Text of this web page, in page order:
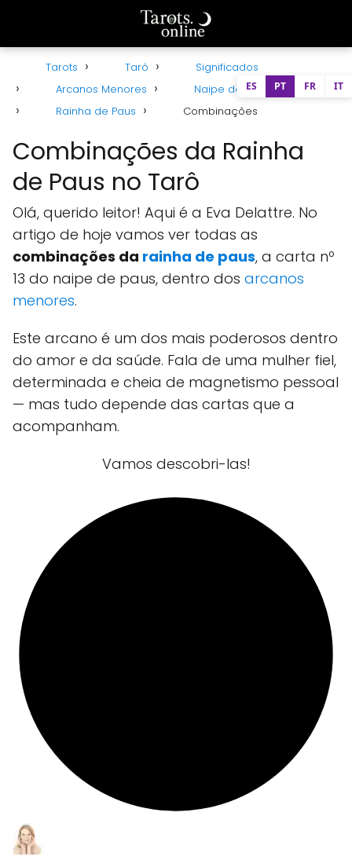
Tarots Tarô
Significados
Arcanos Menores
Naipe de Paus
Rainha de Paus
Combinações
Combinações da Rainha
de Paus no Tarô
Olá, querido leitor! Aqui é a Eva Delattre. No
artigo de hoje vamos ver todas as
combinações da rainha de paus, a carta nº
13 do naipe de paus, dentro dos arcanos
menores.
Este arcano é um dos mais poderosos dentro
do amor e da saúde. Fala de uma mulher fiel,
determinada e cheia de magnetismo pessoal
— mas tudo depende das cartas que a
acompanham.
Vamos descobri-las!
ES PT FR IT